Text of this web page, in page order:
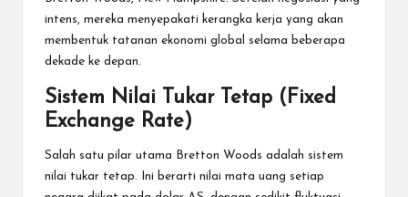
intens, mereka menyepakati kerangka kerja yang akan
membentuk tatanan ekonomi global selama beberapa
dekade ke depan.
Sistem Nilai Tukar Tetap (Fixed
Exchange Rate)
Salah satu pilar utama Bretton Woods adalah sistem
nilai tukar tetap. Ini berarti nilai mata uang setiap